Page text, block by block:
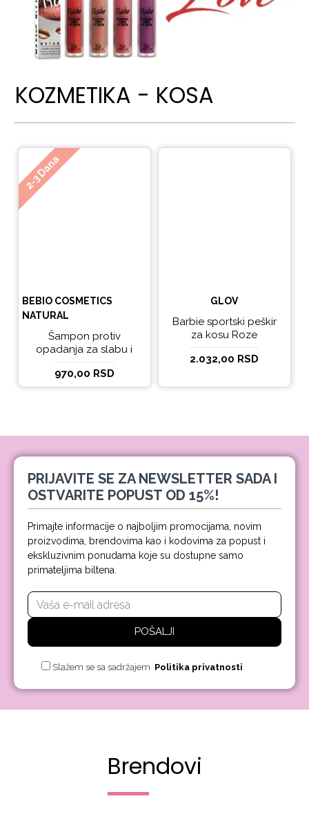
KOZMETIKA - KOSA
2-3 Dana
BEBIO COSMETICS
NATURAL
Šampon protiv
opadanja za slabu i
tanku kosu beBio
natural 300ml
970,00 RSD
GLOV
Barbie sportski peškir
za kosu Roze
2.032,00 RSD
PRIJAVITE SE ZA NEWSLETTER SADA I
OSTVARITE POPUST OD 15%!
Primajte informacije o najboljim promocijama, novim
proizvodima, brendovima kao i kodovima za popust i
ekskluzivnim ponudama koje su dostupne samo
primateljima biltena.
POŠALJI
Slažem se sa sadržajem Politika privatnosti
Brendovi